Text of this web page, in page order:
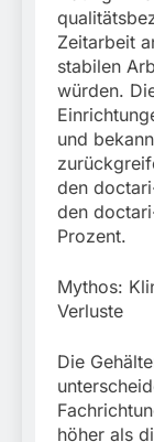
Zeitarbeit
stabilen
würden.
und
den
den
Prozent.
Mythos:
Verluste
Die
höher als